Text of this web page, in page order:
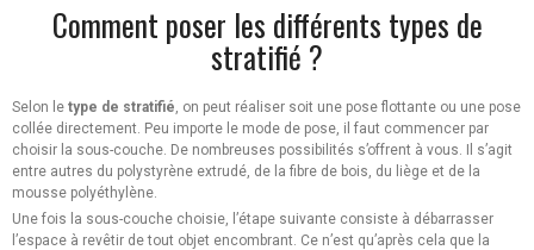
Comment poser les différents types de
stratifié ?
Selon le type de stratifié , on peut réaliser soit une pose flottante ou une pose
collée directement. Peu importe le mode de pose, il faut commencer par
choisir la sous-couche. De nombreuses possibilités s’offrent à vous. Il s’agit
entre autres du polystyrène extrudé, de la fibre de bois, du liège et de la
mousse polyéthylène.
Une fois la sous-couche choisie, l’étape suivante consiste à débarrasser
l’espace à revêtir de tout objet encombrant. Ce n’est qu’après cela que la